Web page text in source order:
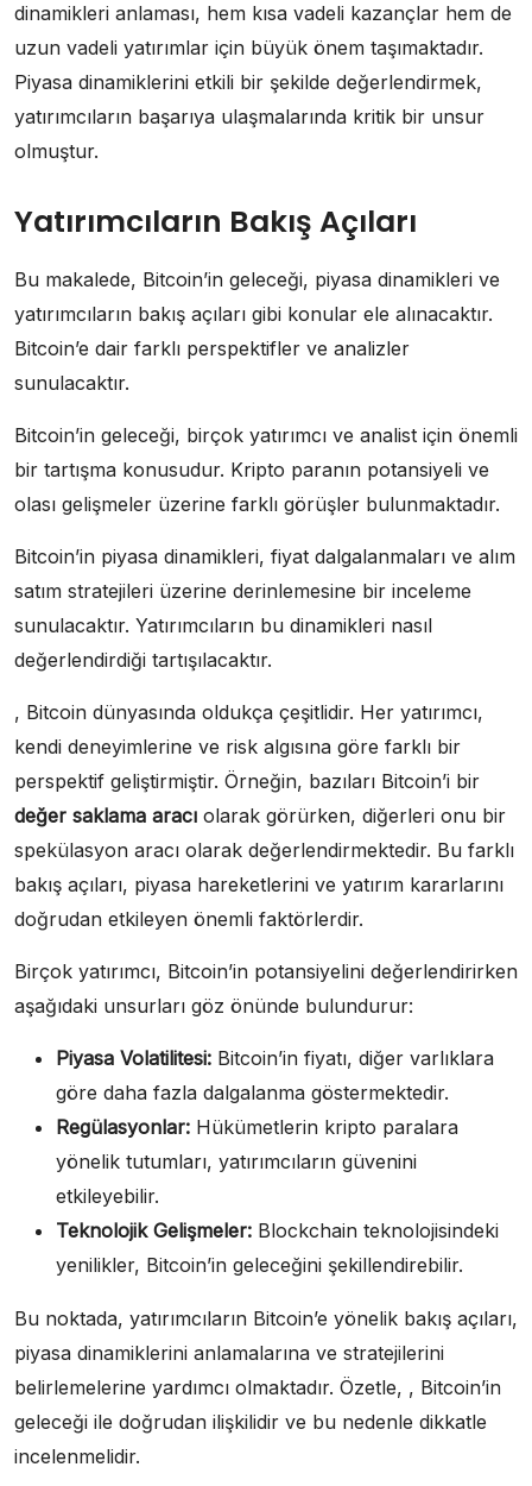
dinamikleri anlaması, hem kısa vadeli kazançlar hem de
uzun vadeli yatırımlar için büyük önem taşımaktadır.
Piyasa dinamiklerini etkili bir şekilde değerlendirmek,
yatırımcıların başarıya ulaşmalarında kritik bir unsur
olmuştur.
Yatırımcıların Bakış Açıları
Bu makalede, Bitcoin’in geleceği, piyasa dinamikleri ve
yatırımcıların bakış açıları gibi konular ele alınacaktır.
Bitcoin’e dair farklı perspektifler ve analizler
sunulacaktır.
Bitcoin’in geleceği, birçok yatırımcı ve analist için önemli
bir tartışma konusudur. Kripto paranın potansiyeli ve
olası gelişmeler üzerine farklı görüşler bulunmaktadır.
Bitcoin’in piyasa dinamikleri, fiyat dalgalanmaları ve alım
satım stratejileri üzerine derinlemesine bir inceleme
sunulacaktır. Yatırımcıların bu dinamikleri nasıl
değerlendirdiği tartışılacaktır.
, Bitcoin dünyasında oldukça çeşitlidir. Her yatırımcı,
kendi deneyimlerine ve risk algısına göre farklı bir
perspektif geliştirmiştir. Örneğin, bazıları Bitcoin’i bir
değer saklama aracı olarak görürken, diğerleri onu bir
spekülasyon aracı olarak değerlendirmektedir. Bu farklı
bakış açıları, piyasa hareketlerini ve yatırım kararlarını
doğrudan etkileyen önemli faktörlerdir.
Birçok yatırımcı, Bitcoin’in potansiyelini değerlendirirken
aşağıdaki unsurları göz önünde bulundurur:
Piyasa Volatilitesi: Bitcoin’in fiyatı, diğer varlıklara
göre daha fazla dalgalanma göstermektedir.
Regülasyonlar: Hükümetlerin kripto paralara
yönelik tutumları, yatırımcıların güvenini
etkileyebilir.
Teknolojik Gelişmeler: Blockchain teknolojisindeki
yenilikler, Bitcoin’in geleceğini şekillendirebilir.
Bu noktada, yatırımcıların Bitcoin’e yönelik bakış açıları,
piyasa dinamiklerini anlamalarına ve stratejilerini
belirlemelerine yardımcı olmaktadır. Özetle, , Bitcoin’in
geleceği ile doğrudan ilişkilidir ve bu nedenle dikkatle
incelenmelidir.